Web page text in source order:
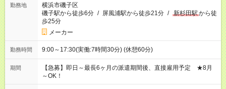
勤務地
横浜市磯子区
磯子駅から徒歩6分 / 屏風浦駅から徒歩21分 / 新杉田駅から徒
歩25分
メーカー
勤務時間 9:00～17:30(実働:7時間30分) (休憩60分)
期間
【急募】即日～最長6ヶ月の派遣期間後、直接雇用予定 ★8月
～OK！